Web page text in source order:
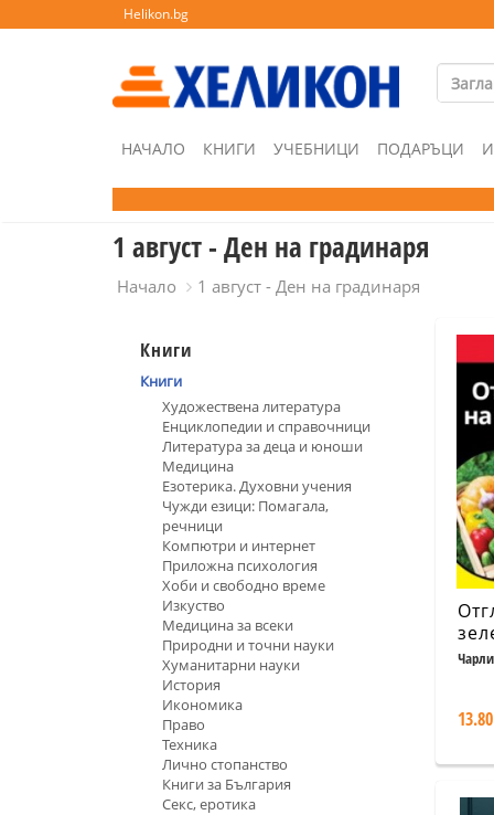
Helikon.bg
НАЧАЛО КНИГИ УЧЕБНИЦИ ПОДАРЪЦИ
1 август - Ден на градинаря
Начало 1 август - Ден на градинаря
Книги
Книги
Художествена литература
Енциклопедии и справочници
Литература за деца и юноши
Медицина
Езотерика. Духовни учения
Чужди езици: Помагала,
речници
Компютри и интернет
Приложна психология
Хоби и свободно време
Изкуство
Медицина за всеки
Природни и точни науки
Хуманитарни науки
История
Икономика
Право
Техника
Лично стопанство
Книги за България
Секс, еротика